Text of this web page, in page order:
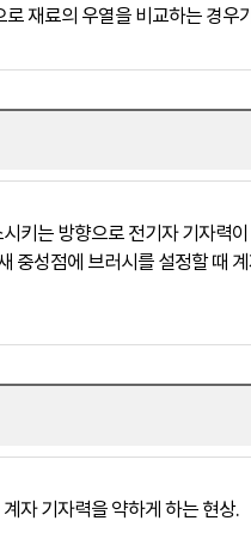
재료의 우열을 비교하는 경우
키는 방향으로 전기자 기자력
중성점에 브러시를 설정할 때
자 기자력을 약하게 하는 현상.